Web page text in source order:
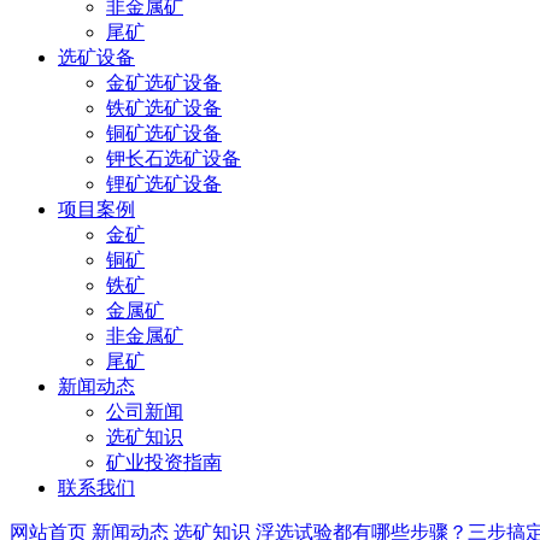
非金属矿
尾矿
选矿设备
金矿选矿设备
铁矿选矿设备
铜矿选矿设备
钾长石选矿设备
锂矿选矿设备
项目案例
金矿
铜矿
铁矿
金属矿
非金属矿
尾矿
新闻动态
公司新闻
选矿知识
矿业投资指南
联系我们
网站首页 新闻动态 选矿知识 浮选试验都有哪些步骤？三步搞